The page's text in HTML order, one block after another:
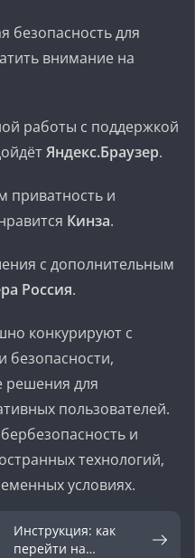
безопасность для
внимание на
работы с поддержкой
Яндекс.Браузер.
приватность и
Кинза.
с дополнительным
Россия.
конкурируют с
безопасности,
решения для
пользователей.
и
технологий,
условиях.
Инструкция: как
перейти на